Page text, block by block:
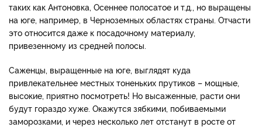
таких как Антоновка, Осеннее полосатое и т.д., но выращены
на юге, например, в Черноземных областях страны. Отчасти
это относится даже к посадочному материалу,
привезенному из средней полосы.
Саженцы, выращенные на юге, выглядят куда
привлекательнее местных тоненьких прутиков – мощные,
высокие, приятно посмотреть! Но высаженные, расти они
будут гораздо хуже. Окажутся зябкими, побиваемыми
заморозками, и через несколько лет отстанут в росте от